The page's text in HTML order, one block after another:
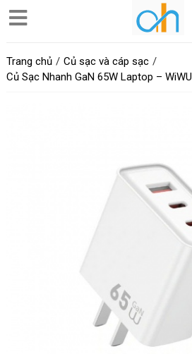
Trang chủ
Củ sạc và cáp sạc
Củ Sạc Nhanh GaN 65W Laptop – WiWU